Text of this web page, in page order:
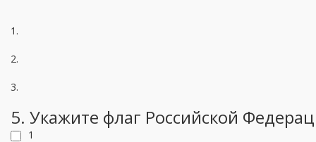
1.
2.
3.
5. Укажите флаг Российской
1